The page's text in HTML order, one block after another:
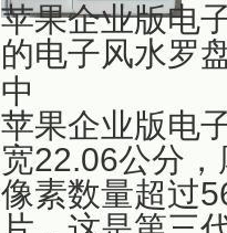
苹果企业版电
的电子风水罗
中
苹果企业版电
宽22.06公分
像素数量超过